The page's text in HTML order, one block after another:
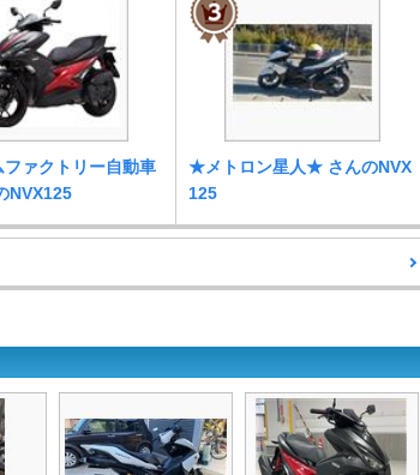
ファクトリー自動車
NVX125
★メトロン星人★ さんのNVX
125